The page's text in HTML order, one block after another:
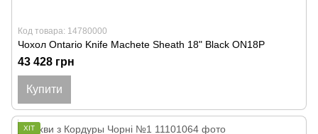
Код товара: 14780000
Чохол Ontario Knife Machete Sheath 18" Black ON18P
43 428 грн
Купити
ХІТ